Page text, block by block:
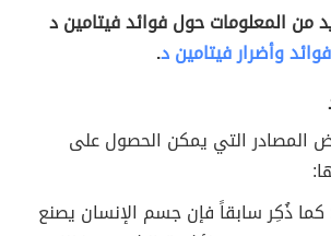
من المعلومات حول فوائد فيتامين د
فوائد وأضرار فيتامين د.
المصادر التي يمكن الحصول على
كما ذُكِر سابقاً فإن جسم الإنسان يصنع